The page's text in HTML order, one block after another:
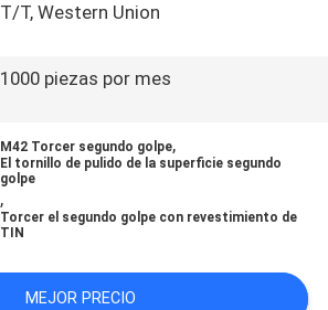
T/T, Western Union
1000 piezas por mes
M42 Torcer segundo golpe,
El tornillo de pulido de la superficie segundo
golpe
,
Torcer el segundo golpe con revestimiento de
TIN
MEJOR PRECIO